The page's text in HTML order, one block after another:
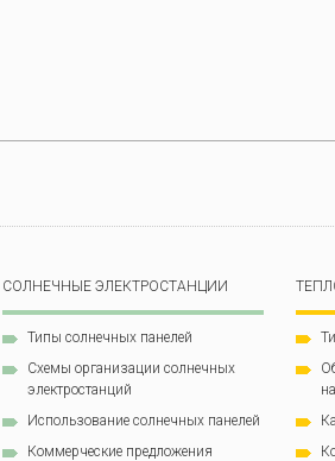
СОЛНЕЧНЫЕ ЭЛЕКТРОСТАНЦИИ
Типы солнечных панелей
Схемы организации солнечных
электростанций
Использование солнечных панелей
Коммерческие предложения